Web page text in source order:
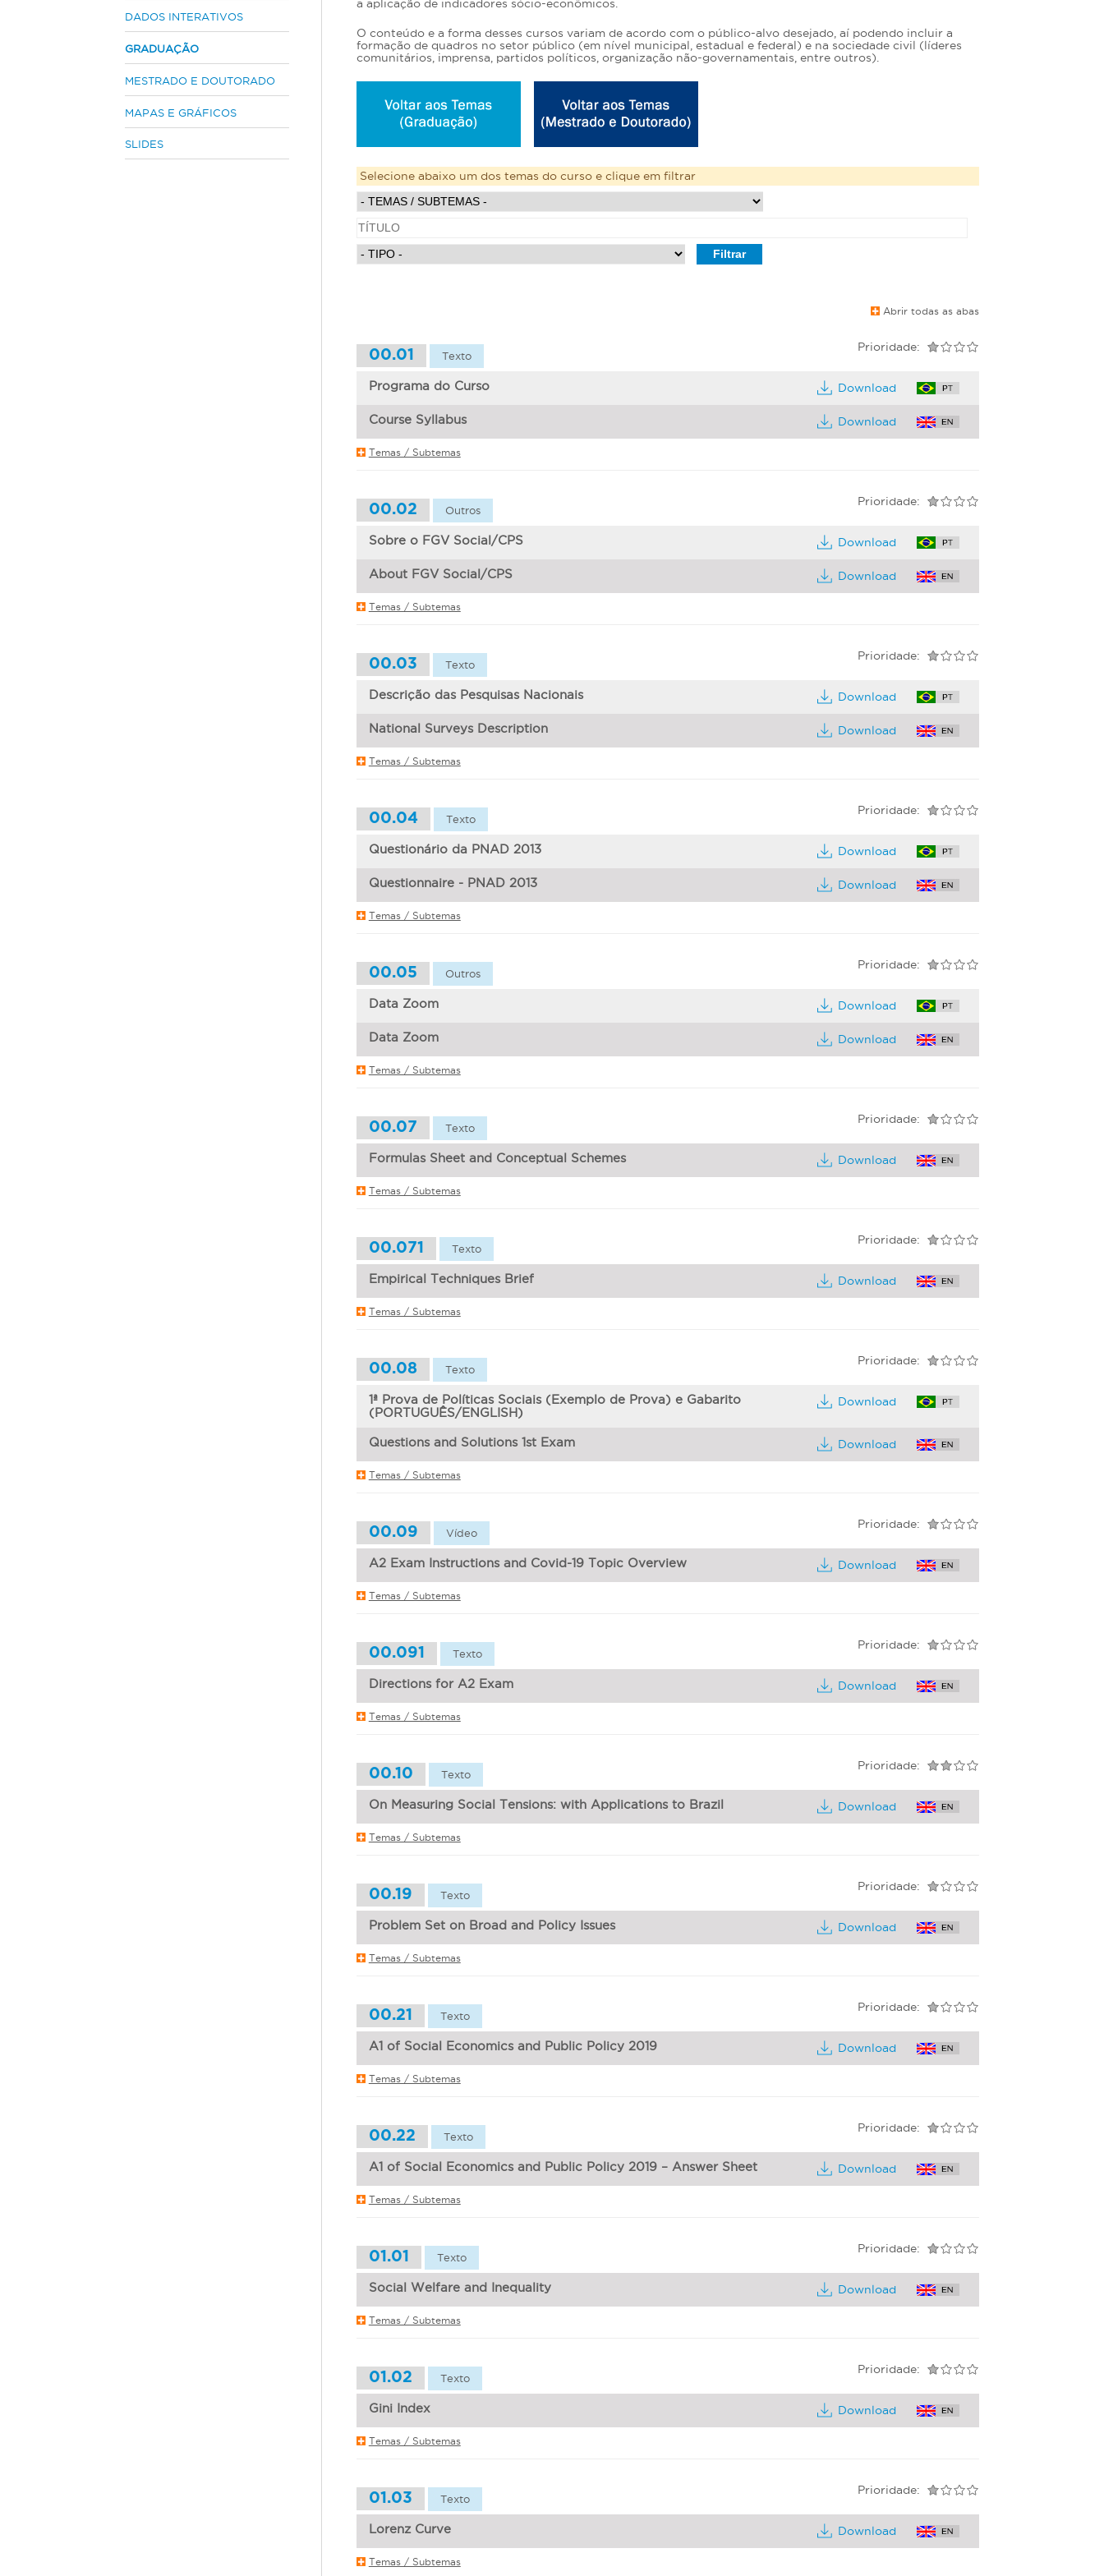
t
á
a aplicação de indicadores sócio-econômicos.
O conteúdo e a forma desses cursos variam de acordo com o público-alvo desejado, aí podendo incluir a
formação de quadros no setor público (em nível municipal, estadual e federal) e na sociedade civil (líderes
comunitários, imprensa, partidos políticos, organização não-governamentais, entre outros).
Selecione abaixo um dos temas do curso e clique em filtrar
Abrir todas as abas
00.01 Texto
Prioridade:
Programa do Curso Download
Course Syllabus Download
Temas / Subtemas
00.02 Outros
Prioridade:
Sobre o FGV Social/CPS Download
About FGV Social/CPS Download
Temas / Subtemas
00.03 Texto
Prioridade:
Descrição das Pesquisas Nacionais Download
National Surveys Description Download
Temas / Subtemas
00.04 Texto
Prioridade:
Questionário da PNAD 2013 Download
Questionnaire - PNAD 2013 Download
Temas / Subtemas
00.05 Outros
Prioridade:
Data Zoom Download
Data Zoom Download
Temas / Subtemas
00.07 Texto
Prioridade:
Formulas Sheet and Conceptual Schemes Download
Temas / Subtemas
00.071 Texto
Prioridade:
Empirical Techniques Brief Download
Temas / Subtemas
00.08 Texto
Prioridade:
1ª Prova de Políticas Sociais (Exemplo de Prova) e Gabarito
(PORTUGUÊS/ENGLISH)
Download
Questions and Solutions 1st Exam Download
Temas / Subtemas
00.09 Vídeo
Prioridade:
A2 Exam Instructions and Covid-19 Topic Overview Download
Temas / Subtemas
00.091 Texto
Prioridade:
Directions for A2 Exam Download
Temas / Subtemas
00.10 Texto
Prioridade:
On Measuring Social Tensions: with Applications to Brazil Download
Temas / Subtemas
00.19 Texto
Prioridade:
Problem Set on Broad and Policy Issues Download
Temas / Subtemas
00.21 Texto
Prioridade:
A1 of Social Economics and Public Policy 2019 Download
Temas / Subtemas
00.22 Texto
Prioridade:
A1 of Social Economics and Public Policy 2019 – Answer Sheet Download
Temas / Subtemas
01.01 Texto
Prioridade:
Social Welfare and Inequality Download
Temas / Subtemas
01.02 Texto
Prioridade:
Gini Index Download
Temas / Subtemas
01.03 Texto
Prioridade:
Lorenz Curve Download
Temas / Subtemas
DADOS INTERATIVOS
GRADUAÇÃO
MESTRADO E DOUTORADO
MAPAS E GRÁFICOS
SLIDES